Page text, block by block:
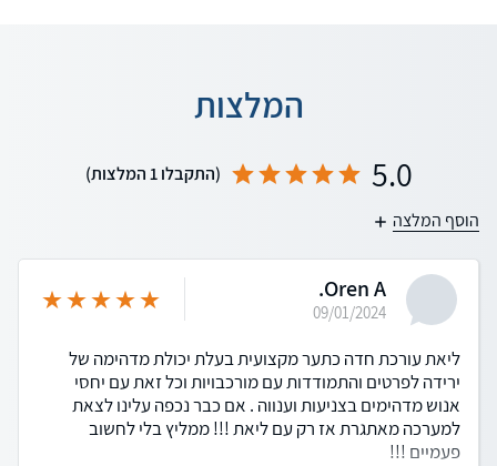
המלצות
הוסף המלצה
5.0 (התקבלו 1 המלצות)
Oren A.
09/01/2024
ליאת עורכת חדה כתער מקצועית בעלת יכולת מדהימה של
ירידה לפרטים והתמודדות עם מורכבויות וכל זאת עם יחסי
אנוש מדהימים בצניעות וענווה . אם כבר נכפה עלינו לצאת
למערכה מאתגרת אז רק עם ליאת !!! ממליץ בלי לחשוב
פעמיים !!!